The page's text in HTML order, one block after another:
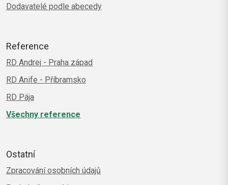
Dodavatelé podle abecedy
Reference
RD Andrej - Praha západ
RD Anife - Příbramsko
RD Pája
Všechny reference
Ostatní
Zpracování osobních údajů